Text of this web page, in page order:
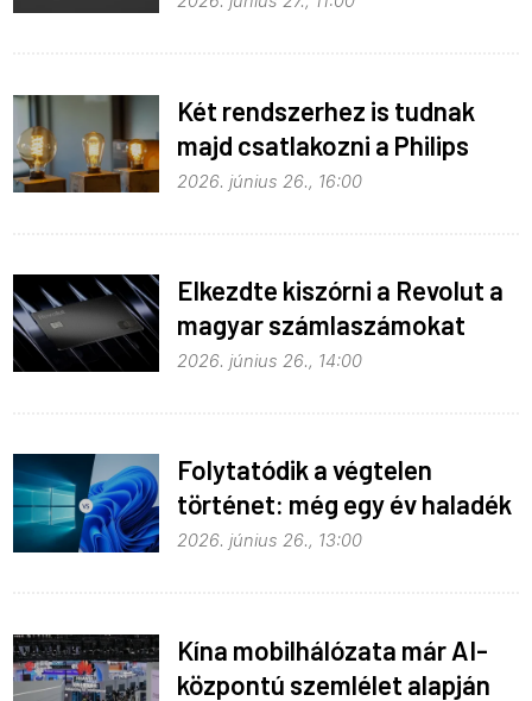
Két rendszerhez is tudnak
majd csatlakozni a Philips
Hue égők
2026. június 26., 16:00
Elkezdte kiszórni a Revolut a
magyar számlaszámokat
2026. június 26., 14:00
Folytatódik a végtelen
történet: még egy év haladék
a Windows 10-nek
2026. június 26., 13:00
Kína mobilhálózata már AI-
központú szemlélet alapján